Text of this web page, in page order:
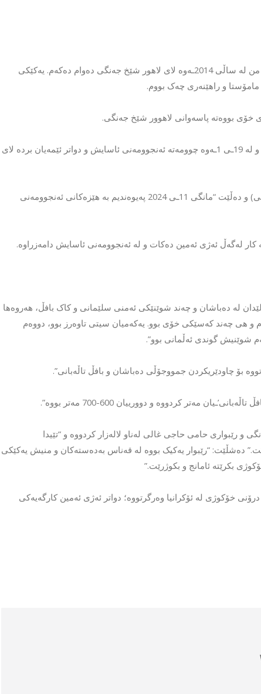
یەکێک لەو کەسانەی لە ڤیدیۆکەدا قسە دەکات بە ناوی (ر.ز.ف) دەڵێت: من لە ساڵی 2014ـەوە لای لاهور شێخ جەنگی دەوام دەکەم. یەکێکی
و راهێنەری چەک بووم.
چوارەم دانەیان دەڵێت: من ناوم (ب.م.ح) لە دایکبووی 10ی 6ی 2002ـە و لە 19ـی 1ـەوە چوومەتە ئەنجوومەنی ئاسایش و دواتر ئێمەیان بردە لای
پێنجەم کەس ناوی (ح.ر.م) و دانیشتووی کەلاوە و ناسراوە بە (ئەبوو عەلی) و دەڵێت “مانگی 11ـی 2024 پەیوەندیم بە هێزەکانی ئەنجوومەنی
رۆژ دەبێت پلان دانراوە بۆ لێدان لە دەباشان و چەند شوێنێکی ئەمنی سلێمانی و کاک بافڵ، هەروەها
و هی چەند کەسێکی خۆی بوو. یەکەمیان سیتی تاوەرز بوو، دووەم
شوێنیش گوندی ئەڵمانی بوو”.
بۆ چاودێریکردن جمووجۆڵی دەباشان و بافڵ تاڵەبانی”.
مەتر کردووە و دوورییان 600-700 مەتر بووە”.
و رێبواری حامی حاجی غالی لەناو لالەزار کردووە و “تێیدا
دەشڵێت: “رێبوار یەکیک بووە لە قەناس بەدەستەکان و منیش یەکێکی
بکرێتە ئامانج و بکوژرێت.”
خۆکوژی لە ئۆکرانیا وەرگرتووە؛ دواتر ئەژی ئەمین کارگەیەکی